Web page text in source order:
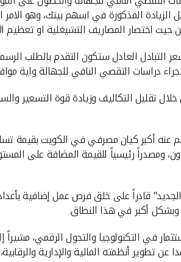
بيانات منشورة ستزداد بنسبة 94٪ مقابل الزيادة
حيث اختصار المصاريف التشيغلية او تعظيم
التبادل العادل ستكون التقدم بالطلب
دراسات التقصي النافي للجهالة واية
خلال تقليل التكاليف وزيادة قوة
ومصدراً رئيسياً للقيمة المضافة على
قادراً على خلق فرص عمل إضافية
أكبر في هذا النطاق.
في التكنولوجيا والتحول الرقمي،
تطوير أنظمته المالية والإدارية